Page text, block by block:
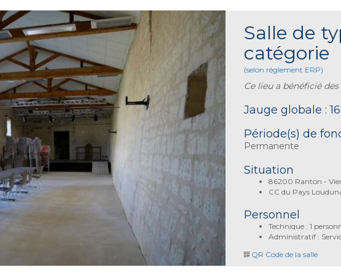
Salle de
catégorie
(selon réglement ERP)
Ce lieu a bénéficié
Jauge globale :
Période(s) de
Permanente
Situation
86200 Ranton -
CC du Pays
Personnel
Technique : 1
Administratif :
QR Code de la salle